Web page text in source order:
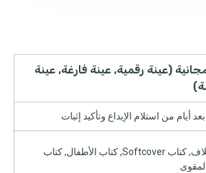
(عينة رقمية, عينة فارغة, عينة
كتاب غلاف, كتاب Softcover, كتاب الأطفال, كتاب